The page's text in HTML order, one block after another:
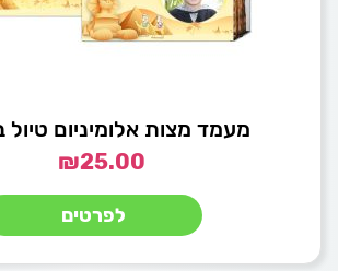
מעמד מצות אלומיניום טיול
₪25.00
לפרטים